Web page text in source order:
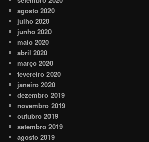
agosto 2020
julho 2020
junho 2020
maio 2020
abril 2020
março 2020
fevereiro 2020
janeiro 2020
dezembro 2019
novembro 2019
outubro 2019
setembro 2019
agosto 2019